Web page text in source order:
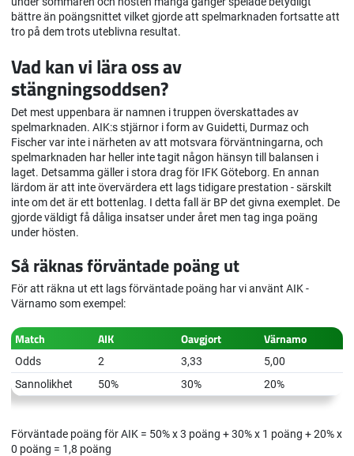
bättre än poängsnittet vilket gjorde att spelmarknaden fortsatte att
tro på dem trots uteblivna resultat.
Vad kan vi lära oss av
stängningsoddsen?
Det mest uppenbara är namnen i truppen överskattades av
spelmarknaden. AIK:s stjärnor i form av Guidetti, Durmaz och
Fischer var inte i närheten av att motsvara förväntningarna, och
spelmarknaden har heller inte tagit någon hänsyn till balansen i
laget. Detsamma gäller i stora drag för IFK Göteborg. En annan
lärdom är att inte övervärdera ett lags tidigare prestation - särskilt
inte om det är ett bottenlag. I detta fall är BP det givna exemplet. De
gjorde väldigt få dåliga insatser under året men tag inga poäng
under hösten.
Så räknas förväntade poäng ut
För att räkna ut ett lags förväntade poäng har vi använt AIK -
Värnamo som exempel:
Match AIK Oavgjort Värnamo
Odds 2 3,33
5,00
Sannolikhet
50% 30% 20%
Förväntade poäng för AIK = 50% x 3 poäng + 30% x 1 poäng + 20% x
0 poäng = 1,8 poäng